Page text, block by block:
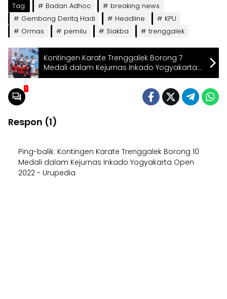
Tag: Badan Adhoc
breaking news
Gembong Deritq Hadi
Headline
KPU
Ormas
pemilu Siakba trenggalek
Kontingen Karate Trenggalek Borong 7
Medali dalam Kejurnas Inkado Yogyakarta
Open 2022
1
Respon (1)
Ping-balik: Kontingen Karate Trenggalek Borong 10
Medali dalam Kejurnas Inkado Yogyakarta Open
2022 - Urupedia